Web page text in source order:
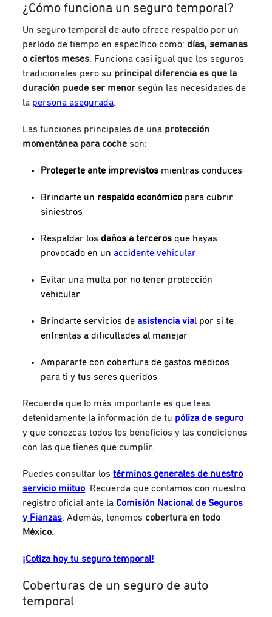
¿Cómo funciona un seguro temporal?
Un seguro temporal de auto ofrece respaldo por un
período de tiempo en específico como:días, semanas
o ciertos meses. Funciona casi igual que los seguros
tradicionales pero su principal diferencia es que la
duración puede ser menorsegún las necesidades de
la persona asegurada.
Las funciones principales de una protección
momentánea para coche son:
Protegerte ante imprevistos mientras conduces
Brindarte un respaldo económico para cubrir
siniestros
Respaldar losdaños a terceros que hayas
provocado en un accidente vehicular
Evitar una multa por no tener protección
vehicular
Brindarte servicios de asistencia vial por si te
enfrentas a dificultades al manejar
Ampararte con cobertura de gastos médicos
para ti y tus seres queridos
Recuerda que lo más importante es que leas
detenidamente la información de tu póliza de seguro
y que conozcas todos los beneficios y las condiciones
con las que tienes que cumplir.
Puedes consultar lostérminos generales de nuestro
servicio miituo. Recuerda que contamos con nuestro
registro oficial ante la Comisión Nacional de Seguros
y Fianzas. Además, tenemoscobertura en todo
México.
¡Cotiza hoy tu seguro temporal!
Coberturas de un seguro de auto
temporal